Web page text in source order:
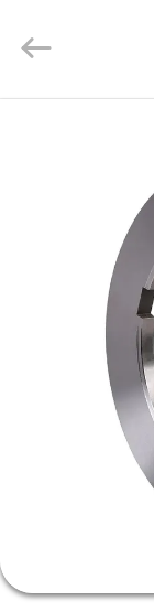
VIDEO'S
NIEUWS